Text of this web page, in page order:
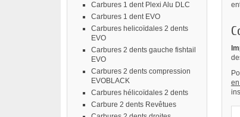
Carbures 1 dent Plexi Alu DLC
Carbures 1 dent EVO
Carbures helicoïdales 2 dents
EVO
Carbures 2 dents gauche fishtail
EVO
Carbures 2 dents compression
EVOBLACK
Carbures hélicoïdales 2 dents
Carbure 2 dents Revêtues